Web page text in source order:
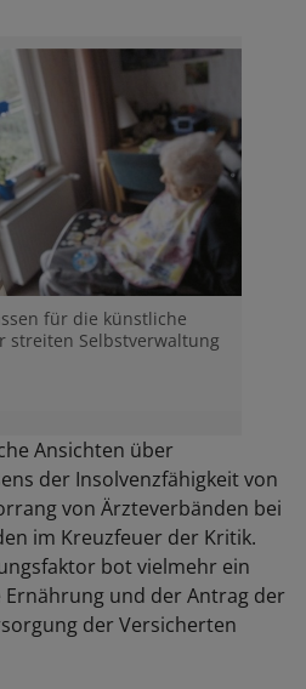
für die künstliche
streiten Selbstverwaltung
Ansichten über
der Insolvenzfähigkeit von
von Ärzteverbänden bei
im Kreuzfeuer der Kritik.
bot vielmehr ein
Ernährung und der Antrag der
der Versicherten